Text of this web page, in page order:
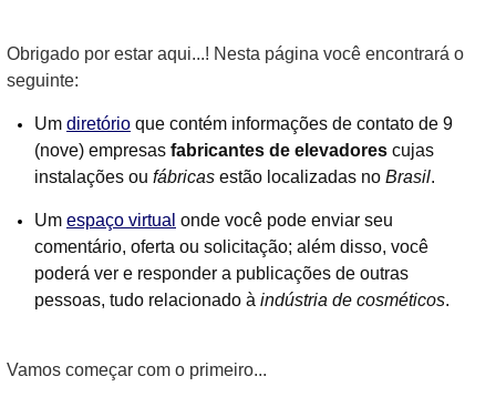
Obrigado por estar aqui...! Nesta página você encontrará o
seguinte:
Um diretório que contém informações de contato de 9
(nove) empresas fabricantes de elevadores cujas
instalações ou fábricas estão localizadas no Brasil.
Um espaço virtual onde você pode enviar seu
comentário, oferta ou solicitação; além disso, você
poderá ver e responder a publicações de outras
pessoas, tudo relacionado à indústria de cosméticos.
Vamos começar com o primeiro...